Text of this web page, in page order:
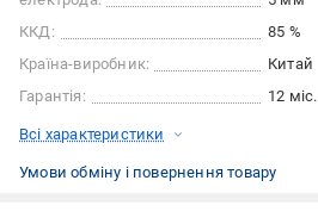
ККД:
85 %
Країна-виробник:
Китай
Гарантія:
12 міс.
Всі характеристики
Умови обміну і повернення товару